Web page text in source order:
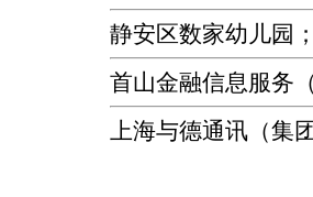
静安区数家幼儿园
首山金融信息服务
上海与德通讯（集